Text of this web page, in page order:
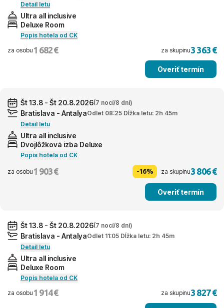
Detail letu
Ultra all inclusive
Deluxe Room
Popis hotela od CK
za osobu 1 682 € za skupinu3 363 €
Overiť termín
Št 13.8 - Št 20.8.2026(7 nocí/8 dní)
Bratislava - AntalyaOdlet 08:25 Dĺžka letu: 2h 45m
Detail letu
Ultra all inclusive
Dvojlôžková izba Deluxe
Popis hotela od CK
za osobu 1 903 € -16% za skupinu3 806 €
Overiť termín
Št 13.8 - Št 20.8.2026(7 nocí/8 dní)
Bratislava - AntalyaOdlet 11:05 Dĺžka letu: 2h 45m
Detail letu
Ultra all inclusive
Deluxe Room
Popis hotela od CK
za osobu 1 914 € za skupinu3 827 €